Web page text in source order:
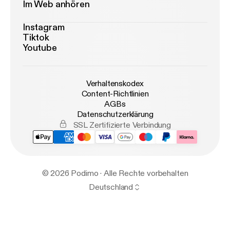
Im Web anhören
Instagram
Tiktok
Youtube
Verhaltenskodex
Content-Richtlinien
AGBs
Datenschutzerklärung
SSL Zertifizierte Verbindung
© 2026 Podimo · Alle Rechte vorbehalten
Deutschland